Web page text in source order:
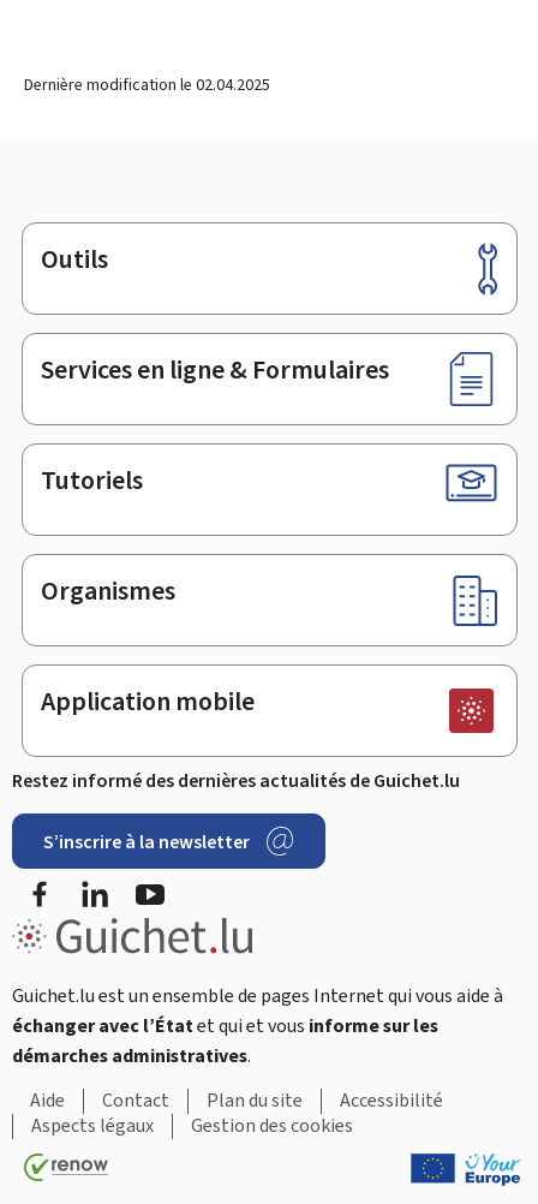
Dernière modification le 02.04.2025
Pied
de
page
Outils
Services en ligne & Formulaires
Tutoriels
Organismes
Application mobile
Restez informé des dernières actualités de Guichet.lu
S’inscrire à la newsletter
FacebookLinkedIn
Guichet.lu est un ensemble de pages Internet qui vous aide à
échanger avec l’Étatet qui et vous informe sur les
démarches administratives.
Aide
Contact Plan du site
Accessibilité
Aspects légaux
Gestion des cookies